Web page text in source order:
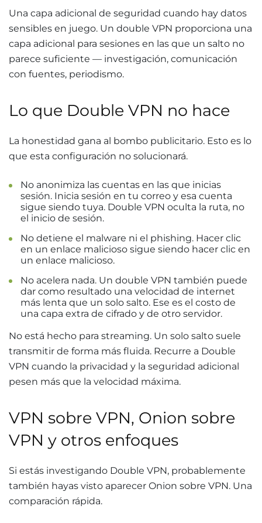
Una capa adicional de seguridad cuando hay datos
sensibles en juego. Un double VPN proporciona una
capa adicional para sesiones en las que un salto no
parece suficiente — investigación, comunicación
con fuentes, periodismo.
Lo que Double VPN no hace
La honestidad gana al bombo publicitario. Esto es lo
que esta configuración no solucionará.
No anonimiza las cuentas en las que inicias
sesión. Inicia sesión en tu correo y esa cuenta
sigue siendo tuya. Double VPN oculta la ruta, no
el inicio de sesión.
No detiene el malware ni el phishing. Hacer clic
en un enlace malicioso sigue siendo hacer clic en
un enlace malicioso.
No acelera nada. Un double VPN también puede
dar como resultado una velocidad de internet
más lenta que un solo salto. Ese es el costo de
una capa extra de cifrado y de otro servidor.
No está hecho para streaming. Un solo salto suele
transmitir de forma más fluida. Recurre a Double
VPN cuando la privacidad y la seguridad adicional
pesen más que la velocidad máxima.
VPN sobre VPN, Onion sobre
VPN y otros enfoques
Si estás investigando Double VPN, probablemente
también hayas visto aparecer Onion sobre VPN. Una
comparación rápida.